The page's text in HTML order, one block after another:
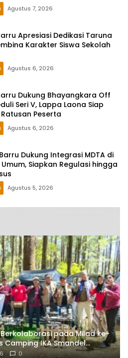
Agustus 7, 2026
Apresiasi Dedikasi Taruna
Karakter Siswa Sekolah
Agustus 6, 2026
Dukung Bhayangkara Off
Seri V, Lappa Laona Siap
Peserta
Agustus 6, 2026
Dukung Integrasi MDTA di
Siapkan Regulasi hingga
Agustus 5, 2026
pada Milad ke-
Camping IKA Smandel
Malino
0